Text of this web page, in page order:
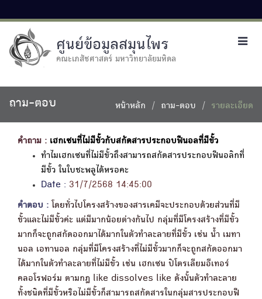
ศูนย์ข้อมูลสมุนไพร
คณะเภสัชศาสตร์ มหาวิทยาลัยมหิดล
ถาม-ตอบ หน้าหลัก ถาม-ตอบ รายละเอียด
คำถาม : เฮกเซนที่ไม่มีขั้วกับสกัดสารประกอบฟีนอลที่มีขั้ว
ทําไมเฮกเซนที่ไม่มีขั้วถึงสามารถสกัดสารประกอบฟีนอลิกที่
มีขั้ว ในใบชะพลูได้หรอคะ
Date : 31/7/2568 14:45:00
คำตอบ : โดยทั่วไปโครงสร้างของสารเคมีจะประกอบด้วยส่วนที่มี
ขั้วและไม่มีขั้วค่ะ แต่มีมากน้อยต่างกันไป กลุ่มที่มีโครงสร้างที่มีขั้ว
มากก็จะถูกสกัดออกมาได้มากในตัวทำละลายที่มีขั้ว เช่น น้ำ เมทา
นอล เอทานอล กลุ่มที่มีโครงสร้างที่ไม่มีขั้วมากก็จะถูกสกัดออกมา
ได้มากในตัวทำละลายที่ไม่มีขั้ว เช่น เฮกเซน ปิโตรเลียมอีเทอร์
คลอโรฟอร์ม ตามกฎ like dissolves like ดังนั้นตัวทำละลาย
ทั้งชนิดที่มีขั้วหรือไม่มีขั้วก็สามารถสกัดสารในกลุ่มสารประกอบฟี